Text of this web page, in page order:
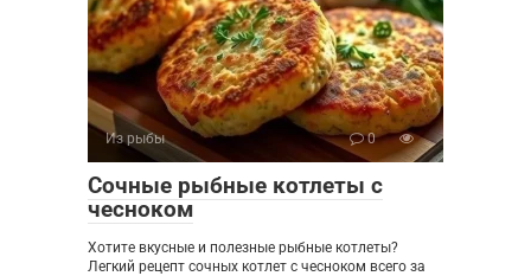
Из рыбы 0
Сочные рыбные котлеты с
чесноком
Хотите вкусные и полезные рыбные котлеты?
Легкий рецепт сочных котлет с чесноком всего за